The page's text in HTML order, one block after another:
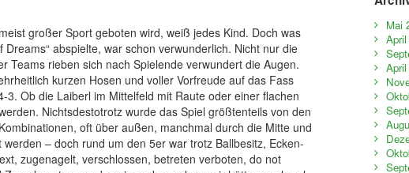
großer Sport geboten wird, weiß jedes Kind. Doch was
abspielte, war schon verwunderlich. Nicht nur die
Teams rieben sich nach Spielende verwundert die Augen.
kurzen Hosen und voller Vorfreude auf das Fass
Ob die Laiberl im Mittelfeld mit Raute oder einer flachen
Nichtsdestotrotz wurde das Spiel größtenteils von den
oft über außen, manchmal durch die Mitte und
– doch rund um den 5er war trotz Ballbesitz, Ecken-
zugenagelt, verschlossen, betreten verboten, do not
Mai